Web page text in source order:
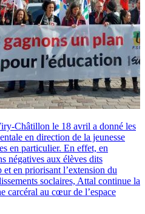
Châtillon le 18 avril a donné les
en direction de la jeunesse
en particulier. En effet, en
négatives aux élèves dits
et en priorisant l’extension du
soclaires, Attal continue la
carcéral au cœur de l’espace